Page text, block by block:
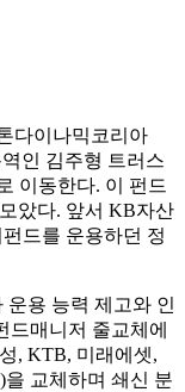
다이나믹코리아
역인 김주형 트러스
이동한다. 이 펀드
았다. 앞서 KB자산
드를 운용하던 정
용 능력 제고와 인
드매니저 줄교체에
, KTB, 미래에셋,
교체하며 쇄신 분